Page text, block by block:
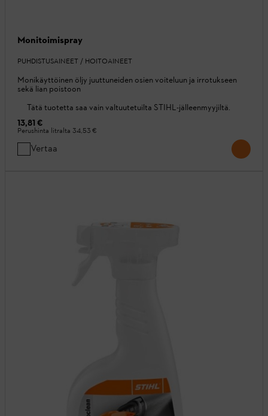
Monitoimispray
PUHDISTUSAINEET / HOITOAINEET
Monikäyttöinen öljy juuttuneiden osien voiteluun ja irrotukseen
sekä lian poistoon
Tätä tuotetta saa vain valtuutetuilta STIHL-jälleenmyyjiltä.
13,81 €
Perushinta litralta 34,53 €
Vertaa